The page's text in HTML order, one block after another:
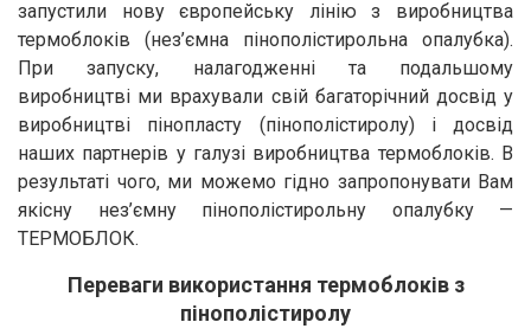
запустили нову європейську лінію з виробництва
термоблоків (нез’ємна пінополістирольна опалубка).
При запуску, налагодженні та подальшому
виробництві ми врахували свій багаторічний досвід у
виробництві пінопласту (пінополістиролу) і досвід
наших партнерів у галузі виробництва термоблоків. В
результаті чого, ми можемо гідно запропонувати Вам
якісну нез’ємну пінополістирольну опалубку —
ТЕРМОБЛОК.
Переваги використання термоблоків з
пінополістиролу